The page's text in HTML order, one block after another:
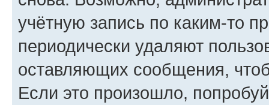
учётную запись по каким-то
периодически удаляют
оставляющих сообщения,
Если это произошло,